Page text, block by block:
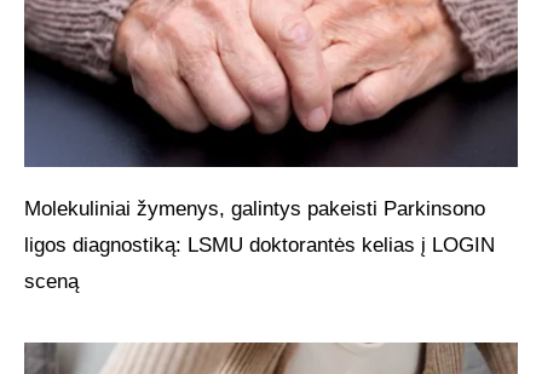
Molekuliniai žymenys, galintys pakeisti Parkinsono
ligos diagnostiką: LSMU doktorantės kelias į LOGIN
sceną